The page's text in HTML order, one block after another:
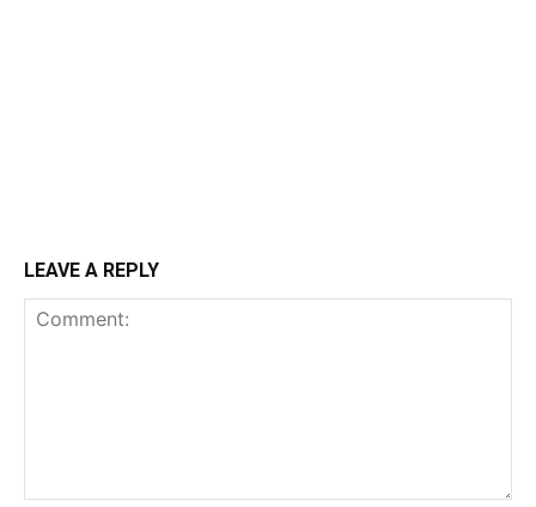
LEAVE A REPLY